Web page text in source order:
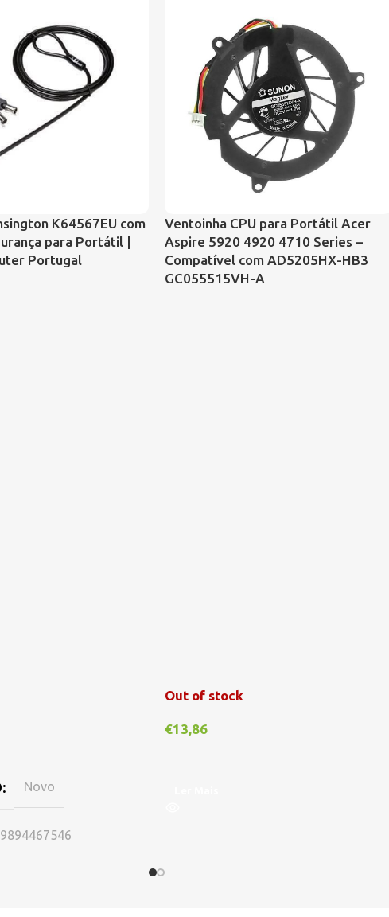
K64567EU com
para Portátil |
Portugal
Novo
Ventoinha CPU para Portátil Acer
Aspire 5920 4920 4710 Series –
Compatível com AD5205HX-HB3
GC055515VH-A
Out of stock
€13,86